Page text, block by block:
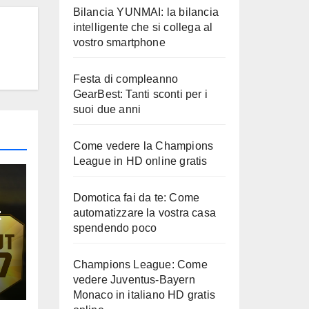
Bilancia YUNMAI: la bilancia
intelligente che si collega al
vostro smartphone
Festa di compleanno
GearBest: Tanti sconti per i
suoi due anni
Come vedere la Champions
League in HD online gratis
Domotica fai da te: Come
automatizzare la vostra casa
spendendo poco
Champions League: Come
vedere Juventus-Bayern
Monaco in italiano HD gratis